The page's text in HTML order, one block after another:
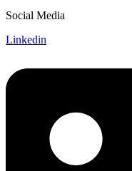
Social Media
Linkedin